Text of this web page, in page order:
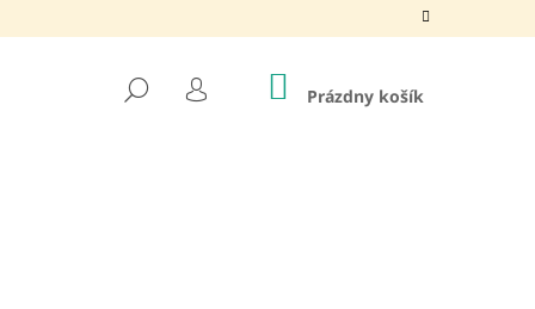
HĽADAŤ
PRIHLÁSENIE
NÁKUPNÝ
KOŠÍK
Prázdny košík